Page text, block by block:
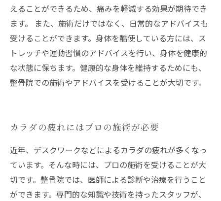
えることができるため、痛みを軽減する効果が期待でき
ます。 また、施術だけではなく、日常的なアドバイスも
受けることができます。身体を酷使している方には、ス
トレッチや運動習慣のアドバイスを行い、身体を健康的
な状態に保ちます。健康的な身体を維持するためにも、
整骨院での施術やアドバイスを受けることが大切です。
カラダの疲れにはプロの施術が必要
近年、デスクワークなどによるカラダの疲れが多くなっ
ています。そんな時には、プロの施術を受けることが大
切です。整骨院では、医師による診断や治療を行うこと
ができます。専門的な知識や技術を持ったスタッフが、